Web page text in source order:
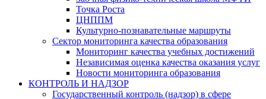
Точка Роста
ЦНППМ
Культурно-познавательные маршруты
Сектор мониторинга качества образования
Мониторинг качества учебных достижений
Независимая оценка качества оказания услуг
Новости мониторинга образования
КОНТРОЛЬ И НАДЗОР
Государственный контроль (надзор) в сфере